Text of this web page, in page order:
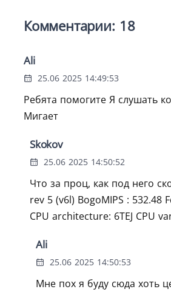
Комментарии: 18
Ali
25.06 2025 14:49:53
Ребята помогите Я слушать
Мигает
Skokov
25.06 2025 14:50:52
Что за проц, как под него
rev 5 (v6l) BogoMIPS :
CPU architecture: 6TEJ CPU
Ali
25.06 2025 14:50:53
Мне пох я буду сюда хоть